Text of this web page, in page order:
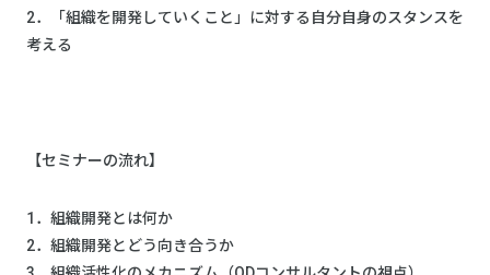
2．「組織を開発していくこと」に対する自分自身のスタンスを
考える
【セミナーの流れ】
1．組織開発とは何か
2．組織開発とどう向き合うか